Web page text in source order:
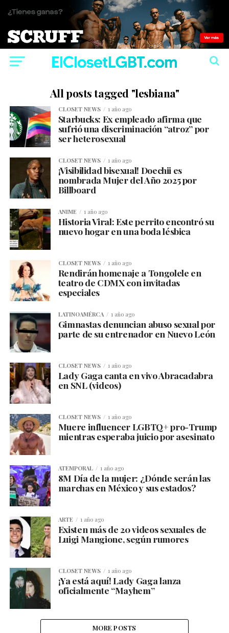
All posts tagged "lesbiana"
CLOSET NEWS 1 año ago
Starbucks: Ex empleado afirma que
sufrió una discriminación “atroz” por
ser heterosexual
CLOSET NEWS 1 año ago
¡Visibilidad bisexual! Doechii es
nombrada Mujer del Año 2025 por
Billboard
ANIME 1 año ago
Historia Viral: Este perrito encontró su
nuevo hogar en una boda lésbica
CLOSET NEWS 1 año ago
Rendirán homenaje a Tongolele en
teatro de CDMX con invitadas
especiales
LATINOAMÉRCA 1 año ago
Gimnastas denuncian abuso sexual por
parte de su entrenador en Nuevo León
CLOSET NEWS 1 año ago
Lady Gaga canta en vivo Abracadabra
en SNL (videos)
CLOSET NEWS 1 año ago
Muere influencer LGBTQ+ pro-Trump
mientras esperaba juicio por asesinato
ATEMPORAL 1 año ago
8M Día de la mujer: ¿Dónde serán las
marchas en México y sus estados?
ARTE 1 año ago
Existen más de 20 videos sexuales de
Luigi Mangione, según rumores
CLOSET NEWS 1 año ago
¡Ya está aquí! Lady Gaga lanza
oficialmente “Mayhem”
MORE POSTS